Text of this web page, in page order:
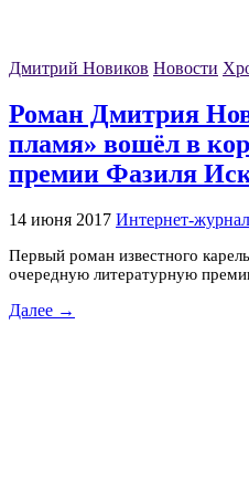
Дмитрий Новиков Новости
Роман Дмитрия
пламя» вошёл в
премии Фазиля
14 июня 2017 Интернет-
Первый роман известного
очередную литературную
Далее →